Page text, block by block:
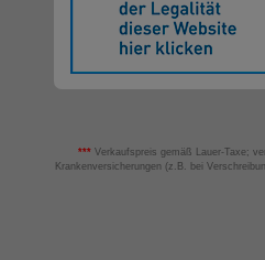
*** Verkaufspreis gemäß Lauer-Taxe;
Krankenversicherungen (z.B. bei